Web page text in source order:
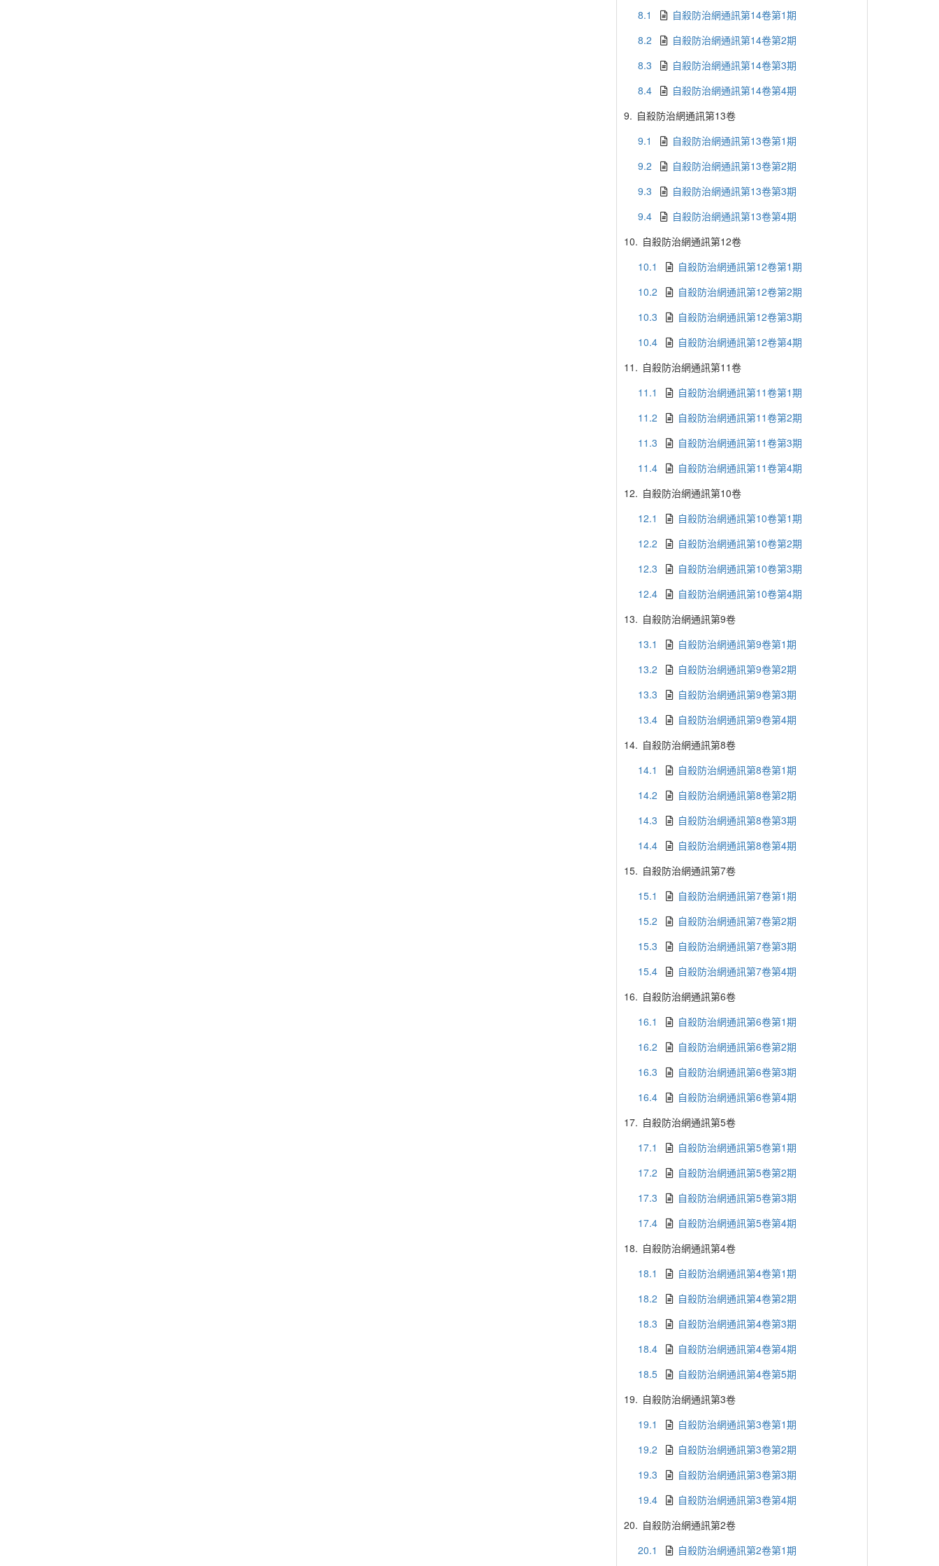
8.1
自殺防治網通訊第14卷第1期
8.2
自殺防治網通訊第14卷第2期
8.3
自殺防治網通訊第14卷第3期
8.4
自殺防治網通訊第14卷第4期
9. 自殺防治網通訊第13卷
9.1
自殺防治網通訊第13卷第1期
9.2
自殺防治網通訊第13卷第2期
9.3
自殺防治網通訊第13卷第3期
9.4
自殺防治網通訊第13卷第4期
10. 自殺防治網通訊第12卷
10.1
自殺防治網通訊第12卷第1期
10.2
自殺防治網通訊第12卷第2期
10.3
自殺防治網通訊第12卷第3期
10.4
自殺防治網通訊第12卷第4期
11. 自殺防治網通訊第11卷
11.1
自殺防治網通訊第11卷第1期
11.2
自殺防治網通訊第11卷第2期
11.3
自殺防治網通訊第11卷第3期
11.4
自殺防治網通訊第11卷第4期
12. 自殺防治網通訊第10卷
12.1
自殺防治網通訊第10卷第1期
12.2
自殺防治網通訊第10卷第2期
12.3
自殺防治網通訊第10卷第3期
12.4
自殺防治網通訊第10卷第4期
13. 自殺防治網通訊第9卷
13.1
自殺防治網通訊第9卷第1期
13.2
自殺防治網通訊第9卷第2期
13.3
自殺防治網通訊第9卷第3期
13.4
自殺防治網通訊第9卷第4期
14. 自殺防治網通訊第8卷
14.1
自殺防治網通訊第8卷第1期
14.2
自殺防治網通訊第8卷第2期
14.3
自殺防治網通訊第8卷第3期
14.4
自殺防治網通訊第8卷第4期
15. 自殺防治網通訊第7卷
15.1
自殺防治網通訊第7卷第1期
15.2
自殺防治網通訊第7卷第2期
15.3
自殺防治網通訊第7卷第3期
15.4
自殺防治網通訊第7卷第4期
16. 自殺防治網通訊第6卷
16.1
自殺防治網通訊第6卷第1期
16.2
自殺防治網通訊第6卷第2期
16.3
自殺防治網通訊第6卷第3期
16.4
自殺防治網通訊第6卷第4期
17. 自殺防治網通訊第5卷
17.1
自殺防治網通訊第5卷第1期
17.2
自殺防治網通訊第5卷第2期
17.3
自殺防治網通訊第5卷第3期
17.4
自殺防治網通訊第5卷第4期
18. 自殺防治網通訊第4卷
18.1
自殺防治網通訊第4卷第1期
18.2
自殺防治網通訊第4卷第2期
18.3
自殺防治網通訊第4卷第3期
18.4
自殺防治網通訊第4卷第4期
18.5
自殺防治網通訊第4卷第5期
19. 自殺防治網通訊第3卷
19.1
自殺防治網通訊第3卷第1期
19.2
自殺防治網通訊第3卷第2期
19.3
自殺防治網通訊第3卷第3期
19.4
自殺防治網通訊第3卷第4期
20. 自殺防治網通訊第2卷
20.1
自殺防治網通訊第2卷第1期